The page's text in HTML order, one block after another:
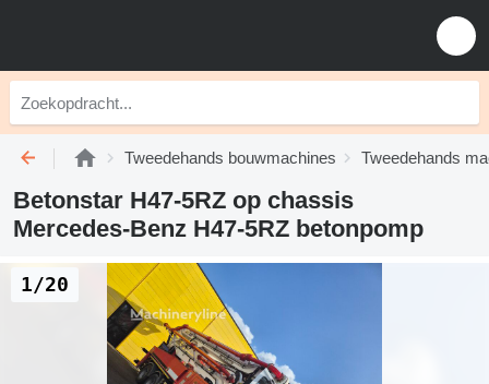
Tweedehands bouwmachines Tweedehands
Betonstar H47-5RZ op chassis
Mercedes-Benz H47-5RZ betonpomp
1/20